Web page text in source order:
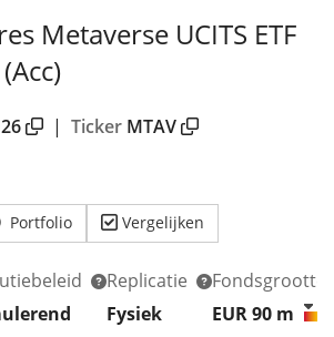
Metaverse UCITS ETF
| Ticker MTAV
Portfolio Vergelijken
Replicatie
Fysiek
Fondsgrootte
EUR 90 m